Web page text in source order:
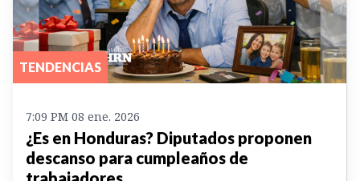
TENDENCIAS
7:09 PM 08 ene. 2026
¿Es en Honduras? Diputados proponen
descanso para cumpleaños de